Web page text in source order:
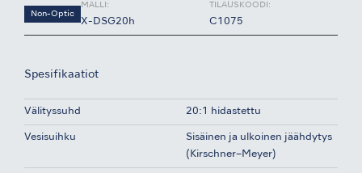
Non-Optic
MALLI:
X-DSG20h
TILAUSKOODI:
C1075
Spesifikaatiot
Välityssuhd 20:1 hidastettu
Vesisuihku
Sisäinen ja ulkoinen jäähdytys
(Kirschner–Meyer)